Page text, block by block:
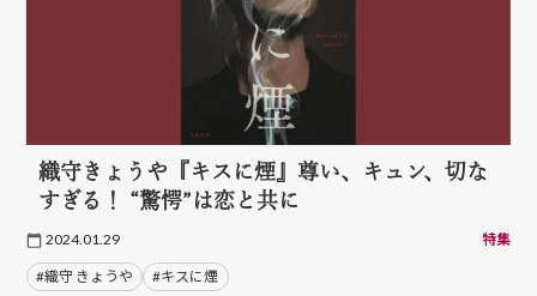
織守きょうや『キスに煙』尊い、キュン、切な
すぎる！ “驚愕”は恋と共に
2024.01.29 特集
#織守 きょうや #キスに煙